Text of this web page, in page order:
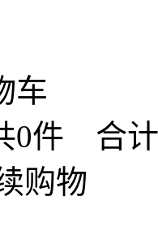
车
0件 合
购物